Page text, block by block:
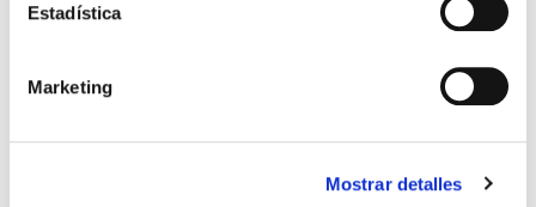
Estadística
Marketing
Mostrar detalles
y acepto recibir comunicaciones personalizadas